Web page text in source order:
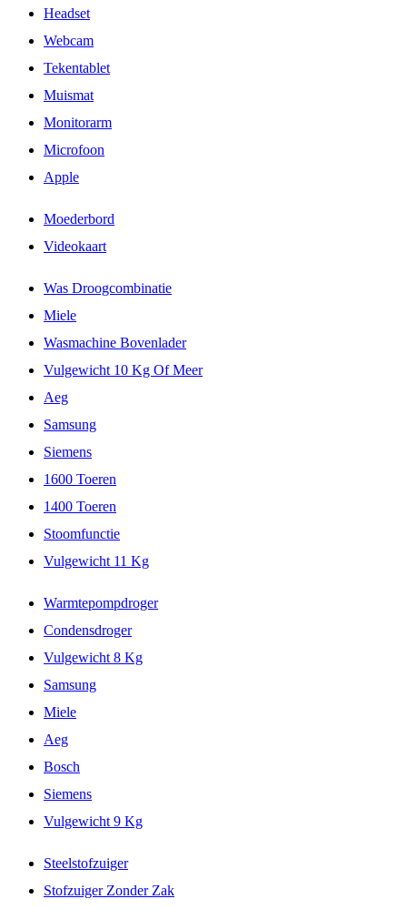
Headset
Webcam
Tekentablet
Muismat
Monitorarm
Microfoon
Apple
Moederbord
Videokaart
Was Droogcombinatie
Miele
Wasmachine Bovenlader
Vulgewicht 10 Kg Of Meer
Aeg
Samsung
Siemens
1600 Toeren
1400 Toeren
Stoomfunctie
Vulgewicht 11 Kg
Warmtepompdroger
Condensdroger
Vulgewicht 8 Kg
Samsung
Miele
Aeg
Bosch
Siemens
Vulgewicht 9 Kg
Steelstofzuiger
Stofzuiger Zonder Zak